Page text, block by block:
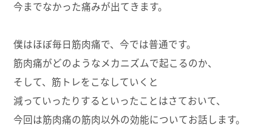
今までなかった痛みが出てきます。
僕はほぼ毎日筋肉痛で、今では普通です。
筋肉痛がどのようなメカニズムで起こるのか、
そして、筋トレをこなしていくと
減っていったりするといったことはさておいて、
今回は筋肉痛の筋肉以外の効能についてお話します。